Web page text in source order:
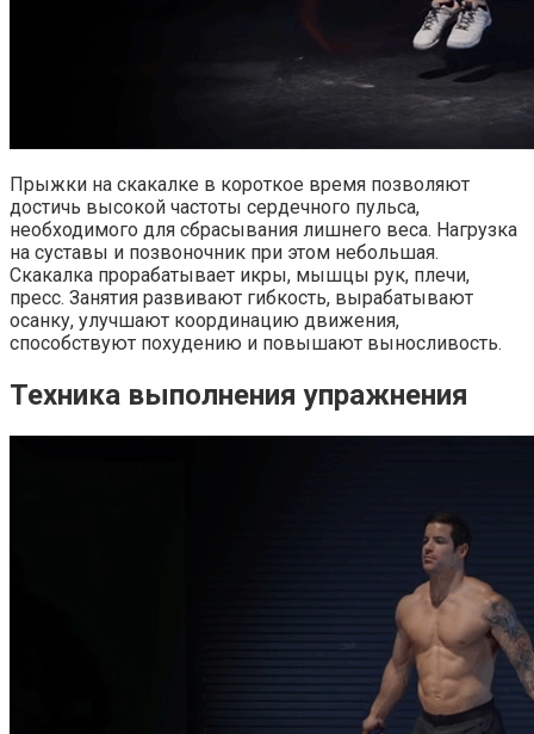
Прыжки на скакалке в короткое время позволяют
достичь высокой частоты сердечного пульса,
необходимого для сбрасывания лишнего веса. Нагрузка
на суставы и позвоночник при этом небольшая.
Скакалка прорабатывает икры, мышцы рук, плечи,
пресс. Занятия развивают гибкость, вырабатывают
осанку, улучшают координацию движения,
способствуют похудению и повышают выносливость.
Техника выполнения упражнения